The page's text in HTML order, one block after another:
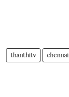
thanthitv chennai